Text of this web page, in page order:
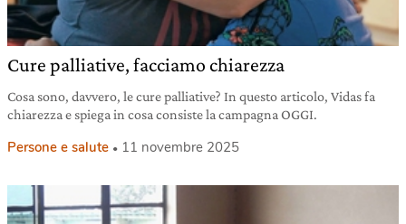
Cure palliative, facciamo chiarezza
Cosa sono, davvero, le cure palliative? In questo articolo, Vidas fa
chiarezza e spiega in cosa consiste la campagna OGGI.
Persone e salute 11 novembre 2025